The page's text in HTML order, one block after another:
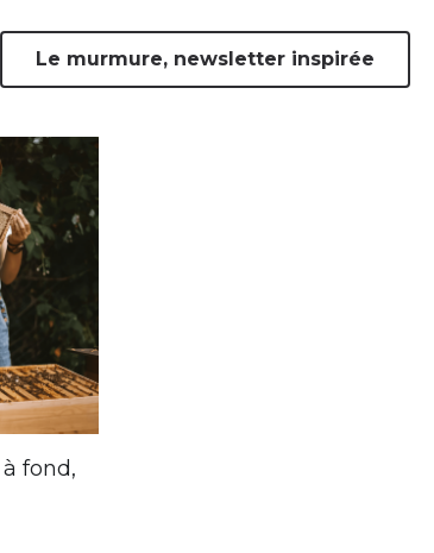
Le murmure, newsletter inspirée